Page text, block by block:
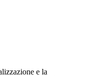
e la